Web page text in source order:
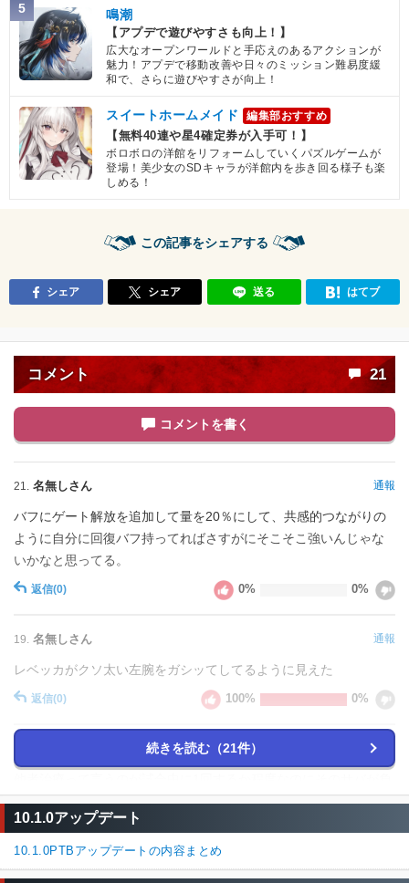
5 鳴潮
【アプデで遊びやすさも向上！】
広大なオープンワールドと手応えのあるアクションが
魅力！アプデで移動改善や日々のミッション難易度緩
和で、さらに遊びやすさが向上！
スイートホームメイド 編集部おすすめ
【無料40連や星4確定券が入手可！】
ボロボロの洋館をリフォームしていくパズルゲームが
登場！美少女のSDキャラが洋館内を歩き回る様子も楽
しめる！
この記事をシェアする
シェア シェア 送る はてブ
コメント 21
コメントを書く
21. 名無しさん 通報
バフにゲート解放を追加して量を20％にして、共感的つながりの
ように自分に回復バフ持ってればさすがにそこそこ強いんじゃな
いかなと思ってる。
返信(0) 0% 0%
19. 名無しさん 通報
レベッカがクソ太い左腕をガシッてしてるように見えた
返信(0) 100% 0%
通報
傷する前に指定アクションする確率ってかなり低い
だから健康状態の他鯖に適用とかじゃないとキツイな
返信(4)
続きを読む（21件）
10.1.0アップデート
10.1.0PTBアップデートの内容まとめ